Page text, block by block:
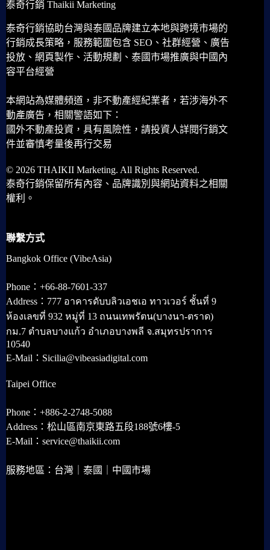
泰奇行銷 Thaikii Marketing
泰奇行銷協助台灣與泰國品牌建立本地與跨境市場的
行銷成長策略，服務範圍包含 SEO、社群經營、廣告
投放、網頁製作、活動規劃、泰國市場推廣與中國內
容平台經營
本網站為媒體頻道，非不動產經紀業者，若涉海外不
動產廣告，相關警語如下：
國外不動產投資，具有風險性，請投資人詳閱行銷文
件並審慎考量後再行交易
© 2026 THAIKII Marketing. All Rights Reserved.
泰奇行銷保留所有內容、品牌識別與網站資料之相關
權利。
聯繫方式
Bangkok Office (VibeAsia)
Phone：+66-88-7601-337
Address：777 อาคารดับบลิวเอชเอ ทาวเวอร์ ชั้นที่ 9
ห้องเลขที่ 932 หมู่ที่ 13 ถนนเทพรัตน(บางนา-ตราด)
กม.7 ตำบลบางแก้ว อำเภอบางพลี จ.สมุทรปราการ
10540
E-Mail：Sicilia@vibeasiadigital.com
Taipei Office
Phone：+886-2-2748-5088
Address：松山區南京東路五段188號6樓-5
E-Mail：service@thaikii.com
服務地區：台灣｜泰國｜中國市場